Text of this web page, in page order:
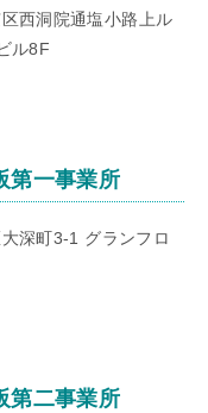
西洞院通塩小路上ル
ル8F
第一事業所
深町3-1 グランフロ
第二事業所